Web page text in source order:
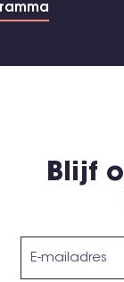
Blijf